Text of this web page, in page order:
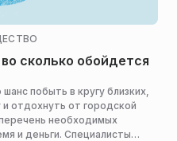
сколько обойдется
побыть в кругу близких,
отдохнуть от городской
необходимых
и деньги. Специалисты